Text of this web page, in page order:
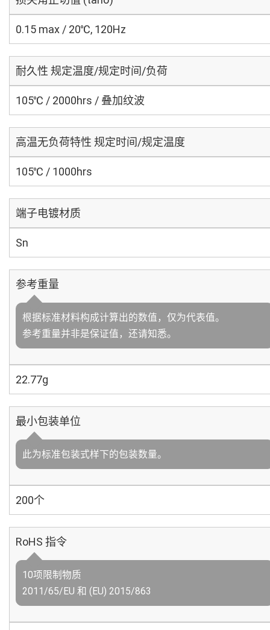
0.15 max / 20℃, 120Hz
耐久性 规定温度/规定时间/负荷
105℃ / 2000hrs / 叠加纹波
高温无负荷特性 规定时间/规定温度
105℃ / 1000hrs
端子电镀材质
Sn
参考重量
根据标准材料构成计算出的数值，仅为代表值。
参考重量并非是保证值，还请知悉。
22.77g
最小包装单位
此为标准包装式样下的包装数量。
200个
RoHS 指令
10项限制物质
2011/65/EU 和 (EU) 2015/863